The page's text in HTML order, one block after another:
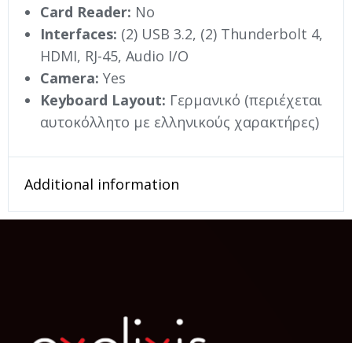
Card Reader: No
Interfaces: (2) USB 3.2, (2) Thunderbolt 4,
HDMI, RJ-45, Audio I/O
Camera: Yes
Keyboard Layout: Γερμανικό (περιέχεται
αυτοκόλλητο με ελληνικούς χαρακτήρες)
Additional information